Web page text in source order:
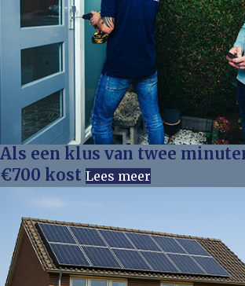
Als een klus van twee
€700 kost Lees meer